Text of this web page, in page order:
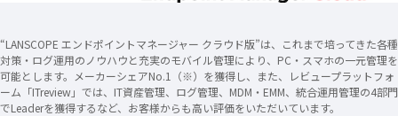
“LANSCOPE エンドポイントマネージャー クラウド版”は、これまで培ってきた各種
対策・ログ運用のノウハウと充実のモバイル管理により、PC・スマホの一元管理を
可能とします。メーカーシェアNo.1（※）を獲得し、また、レビュープラットフォ
ーム「ITreview」では、IT資産管理、ログ管理、MDM・EMM、統合運用管理の4部門
でLeaderを獲得するなど、お客様からも高い評価をいただいています。